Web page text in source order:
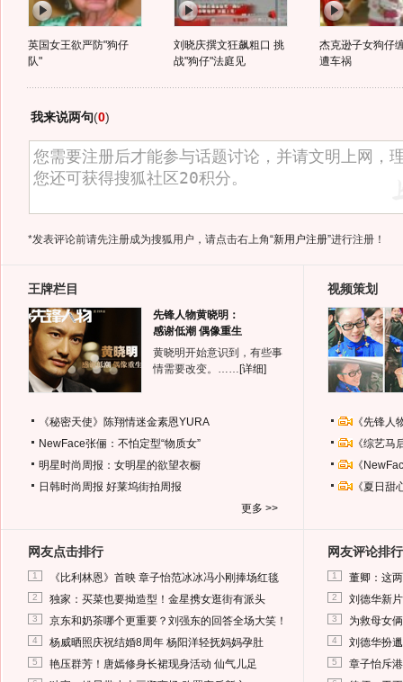
英国女王欲严防"狗仔
队"
刘晓庆撰文狂飙粗口 挑
战"狗仔"法庭见
杰克逊子女狗仔
遭车祸
我来说两句(0)
*发表评论前请先注册成为搜狐用户，请点击右上角“新用户注册”进行注册！
王牌栏目
先锋人物黄晓明：
感谢低潮 偶像重生
黄晓明开始意识到，有些事
情需要改变。…… [详细]
《秘密天使》陈翔情迷金素恩YURA
NewFace张俪：不怕定型“物质女”
明星时尚周报：女明星的欲望衣橱
日韩时尚周报 好莱坞街拍周报
更多 >>
视频策划
《先锋
《综艺
《
《夏日
网友点击排行
1 《比利林恩》首映 章子怡范冰冰冯小刚捧场红毯
2 独家：买菜也要拗造型！金星携女逛街有派头
3 京东和奶茶哪个更重要？刘强东的回答全场大笑！
4 杨威晒照庆祝结婚8周年 杨阳洋轻抚妈妈孕肚
5 艳压群芳！唐嫣修身长裙现身活动 仙气儿足
网友评论排行
1 董卿：这
2 刘德华新
3 为救母女
4 刘德华扮
5 章子怡斥